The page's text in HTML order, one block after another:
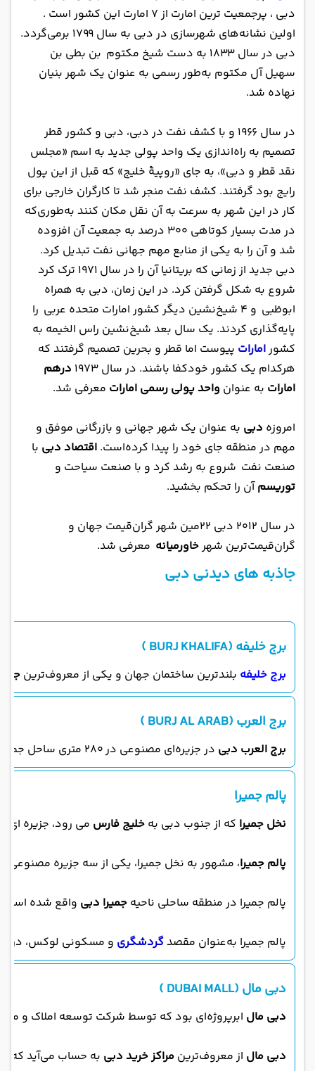
دبی ، پرجمعیت ترین امارت از ۷ امارت این کشور است .
اولین نشانه‌های شهرسازی در دبی به سال ۱۷۹۹ برمی‌گردد.
دبی در سال ۱۸۳۳ به دست شیخ مکتوم بن بطی بن
سهیل آل مکتوم به‌طور رسمی به عنوان یک شهر بنیان
نهاده شد.
در سال ۱۹۶۶ و با کشف نفت در دبی، دبی و کشور قطر
تصمیم به راه‌اندازی یک واحد پولی جدید به اسم «مجلس
نقد قطر و دبی»، به جای «روپیهٔ خلیج» که قبل از این پول
رایج بود گرفتند. کشف نفت منجر شد تا کارگران خارجی برای
کار در این شهر به سرعت به آن نقل مکان کنند به‌طوری‌که
در مدت بسیار کوتاهی ۳۰۰ درصد به جمعیت آن افزوده
شد و آن را به یکی از منابع مهم جهانی نفت تبدیل کرد.
دبی جدید از زمانی که بریتانیا آن را در سال ۱۹۷۱ ترک کرد
شروع به شکل گرفتن کرد. در این زمان، دبی به همراه
ابوظبی و ۴ شیخ‌نشین دیگر کشور امارات متحده عربی را
پایه‌گذاری کردند. یک سال بعد شیخ‌نشین راس الخیمه به
کشورامارات پیوست اما قطر و بحرین تصمیم گرفتند که
هرکدام یک کشور خودکفا باشند. در سال ۱۹۷۳
درهم
امارات به عنوان واحد پولی رسمی امارات معرفی شد.
امروزه دبی به عنوان یک شهر جهانی و بازرگانی موفق و
مهم در منطقه جای خود را پیدا کرده‌است. اقتصاد دبی با
صنعت نفت شروع به رشد کرد و با صنعت سیاحت و
توریسمآن را تحکم بخشید.
در سال ۲۰۱۲ دبی ۲۲مین شهر گران‌قیمت جهان و
گران‌قیمت‌ترین شهرخاورمیانه معرفی شد.
جاذبه های دیدنی دبی
برج خلیفه (BURJ KHALIFA )
برج خلیفه بلندترین ساختمان جهان و یکی از معروف‌ترین
برج العرب (BURJ AL ARAB )
برج العرب دبی در جزیره‌ای مصنوعی در ۲۸۰ متری ساحل جمیرا واقع شده است و
پالم جمیرا
نخل جمیرا که از جنوب دبی به خلیج فارس می رود، جزیره ای مصنوعی به شکل درخت خرما است و
پالم جمیرا، مشهور به‌ نخل جمیرا، یکی از سه جزیره
پالم جمیرا در منطقه ساحلی ناحیه جمیرا دبی واقع شده است و
پالم جمیرا به‌عنوان مقصدگردشگری و مسکونی لوکس، در
دبی مال (DUBAI MALL )
دبی مال ابرپروژه‌ای بود که توسط شرکت توسعه املاک و
دبی مال از معروف‌ترین مراکز خرید دبی به حساب می‌آید که